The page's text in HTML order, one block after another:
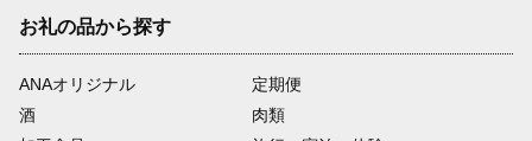
お礼の品から探す
ANAオリジナル
定期便
酒
肉類